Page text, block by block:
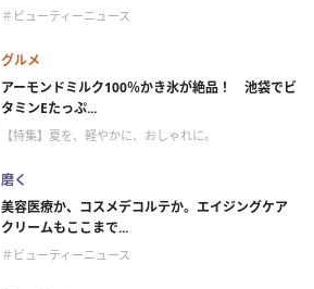
＃ビューティーニュース
グルメ
アーモンドミルク100％かき氷が絶品！ 池袋でビ
タミンEたっぷ...
【特集】夏を、軽やかに、おしゃれに。
磨く
美容医療か、コスメデコルテか。エイジングケア
クリームもここまで...
＃ビューティーニュース